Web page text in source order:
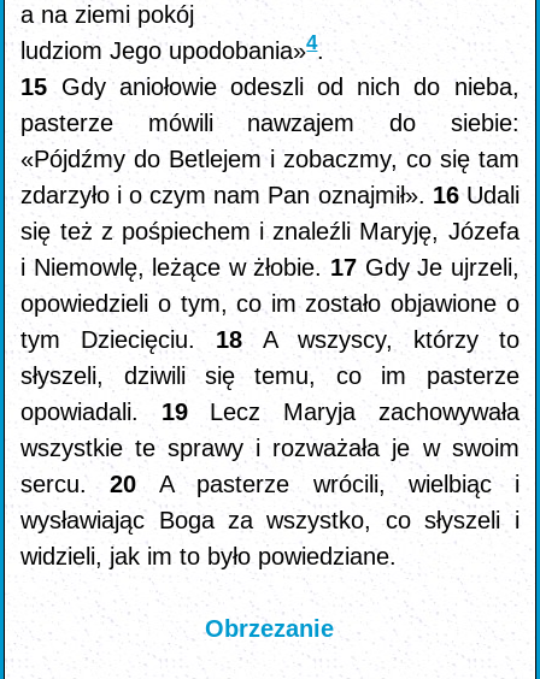
a na ziemi pokój
ludziom Jego upodobania»4.
15 Gdy aniołowie odeszli od nich do nieba,
pasterze mówili nawzajem do siebie:
«Pójdźmy do Betlejem i zobaczmy, co się tam
zdarzyło i o czym nam Pan oznajmił». 16 Udali
się też z pośpiechem i znaleźli Maryję, Józefa
i Niemowlę, leżące w żłobie. 17 Gdy Je ujrzeli,
opowiedzieli o tym, co im zostało objawione o
tym Dziecięciu. 18 A wszyscy, którzy to
słyszeli, dziwili się temu, co im pasterze
opowiadali. 19 Lecz Maryja zachowywała
wszystkie te sprawy i rozważała je w swoim
sercu.20A pasterze wrócili, wielbiąc i
wysławiając Boga za wszystko, co słyszeli i
widzieli, jak im to było powiedziane.
Obrzezanie